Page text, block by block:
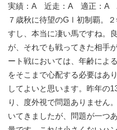
実績：A 近走：A 適正：A
７歳秋に待望のGⅠ初制覇。
すし、本当に凄い馬ですね。
が、それでも戦ってきた相手
ート戦においては、年齢によ
をそこまで心配する必要はあ
してよいと思います。昨年の
り、度外視で問題ありません
いてきましたが、問題が一つ